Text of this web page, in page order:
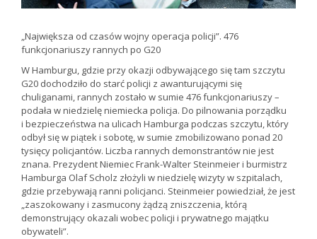
„Największa od czasów wojny operacja policji”. 476
funkcjonariuszy rannych po G20
W Hamburgu, gdzie przy okazji odbywającego się tam szczytu
G20 dochodziło do starć policji z awanturującymi się
chuliganami, rannych zostało w sumie 476 funkcjonariuszy –
podała w niedzielę niemiecka policja. Do pilnowania porządku
i bezpieczeństwa na ulicach Hamburga podczas szczytu, który
odbył się w piątek i sobotę, w sumie zmobilizowano ponad 20
tysięcy policjantów. Liczba rannych demonstrantów nie jest
znana. Prezydent Niemiec Frank-Walter Steinmeier i burmistrz
Hamburga Olaf Scholz złożyli w niedzielę wizyty w szpitalach,
gdzie przebywają ranni policjanci. Steinmeier powiedział, że jest
„zaszokowany i zasmucony żądzą zniszczenia, którą
demonstrujący okazali wobec policji i prywatnego majątku
obywateli”.